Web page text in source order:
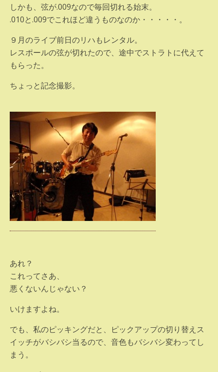
しかも、弦が.009なので毎回切れる始末。
.010と.009でこれほど違うものなのか・・・・・。
９月のライブ前日のリハもレンタル。
レスポールの弦が切れたので、途中でストラトに代えて
もらった。
ちょっと記念撮影。
あれ？
これってさあ、
悪くないんじゃない？
いけますよね。
でも、私のピッキングだと、ピックアップの切り替えス
イッチがバシバシ当るので、音色もバシバシ変わってし
まう。